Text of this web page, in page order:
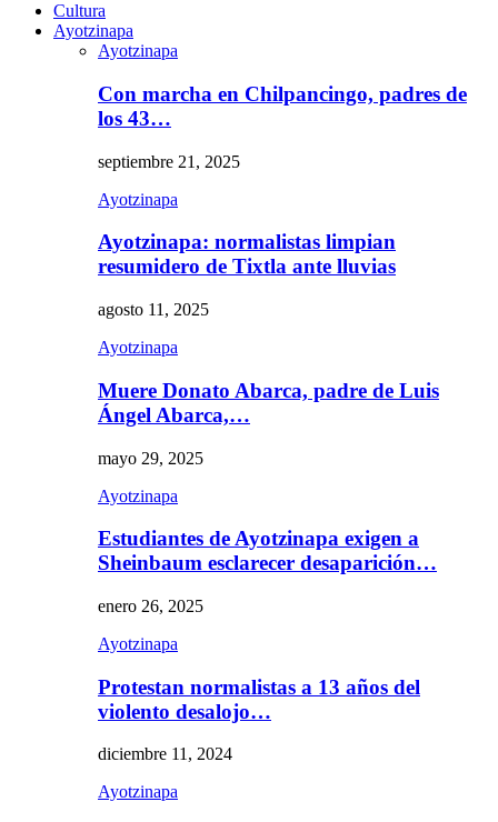
Cultura
Ayotzinapa
Ayotzinapa
Con marcha en Chilpancingo, padres de
los 43…
septiembre 21, 2025
Ayotzinapa
Ayotzinapa: normalistas limpian
resumidero de Tixtla ante lluvias
agosto 11, 2025
Ayotzinapa
Muere Donato Abarca, padre de Luis
Ángel Abarca,…
mayo 29, 2025
Ayotzinapa
Estudiantes de Ayotzinapa exigen a
Sheinbaum esclarecer desaparición…
enero 26, 2025
Ayotzinapa
Protestan normalistas a 13 años del
violento desalojo…
diciembre 11, 2024
Ayotzinapa